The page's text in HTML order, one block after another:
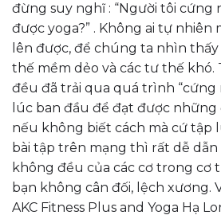
đừng suy nghĩ : “Người tôi cứng
được yoga?” . Không ai tự nhiên
lên được, để chúng ta nhìn
thế mềm dẻo và các tư thế khó.
đều đã trải qua quá trình “cứng
lúc ban đầu để đạt được
nếu không biết cách mà cứ tập
bài tập trên mạng thì rất dễ
không đều của các cơ trong cơ
bạn không cân đối, lệch xương.
AKC Fitness Plus and Yoga Hạ